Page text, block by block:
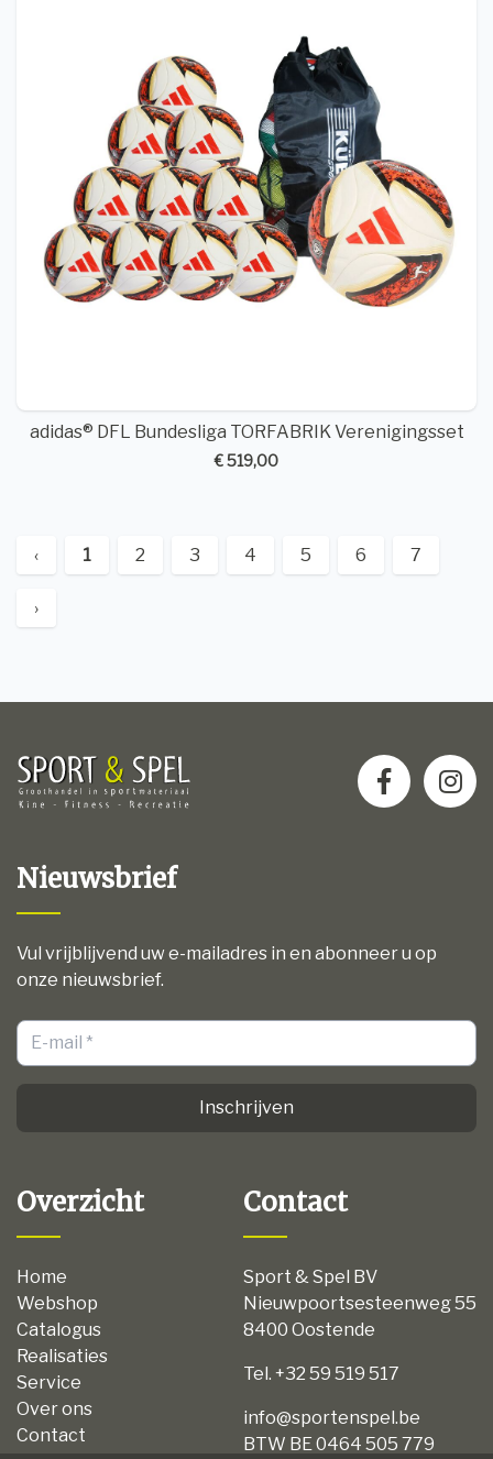
adidas® DFL Bundesliga TORFABRIK Verenigingsset
€ 519,00
‹ 1 2 3 4 5 6 7
›
Nieuwsbrief
Vul vrijblijvend uw e-mailadres in en abonneer u op
onze nieuwsbrief.
Inschrijven
Overzicht
Home
Webshop
Catalogus
Realisaties
Service
Over ons
Contact
Contact
Sport & Spel BV
Nieuwpoortsesteenweg 55
8400 Oostende
Tel. +32 59 519 517
info@sportenspel.be
BTW BE 0464 505 779